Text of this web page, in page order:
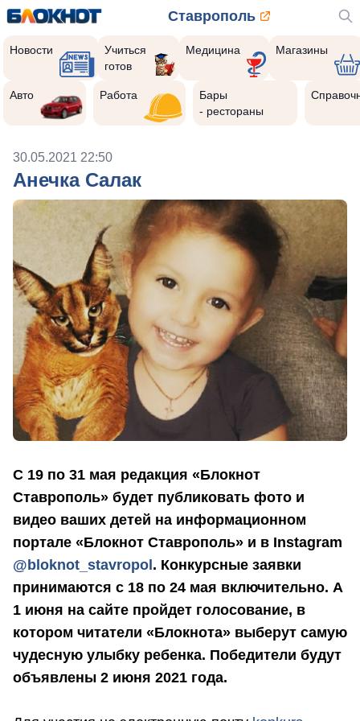
Ставрополь
Новости
Учиться
готов
Медицина Магазины
Авто Работа
Бары
- рестораны
30.05.2021 22:50
Анечка Салак
С 19 по 31 мая редакция «Блокнот
Ставрополь» будет публиковать фото и
видео ваших детей на информационном
портале «Блокнот Ставрополь» и в Instagram
@bloknot_stavropol . Конкурсные заявки
принимаются с 18 по 24 мая включительно. А
1 июня на сайте пройдет голосование, в
котором читатели «Блокнота» выберут самую
чудесную улыбку ребенка. Победители будут
объявлены 2 июня 2021 года.